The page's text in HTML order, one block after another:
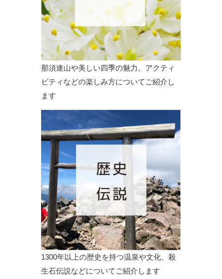
那須連山や美しい四季の魅力、アクティ
ビティなどの楽しみ方についてご紹介し
ます
1300年以上の歴史を持つ温泉や文化、殺
生石伝説などについてご紹介します